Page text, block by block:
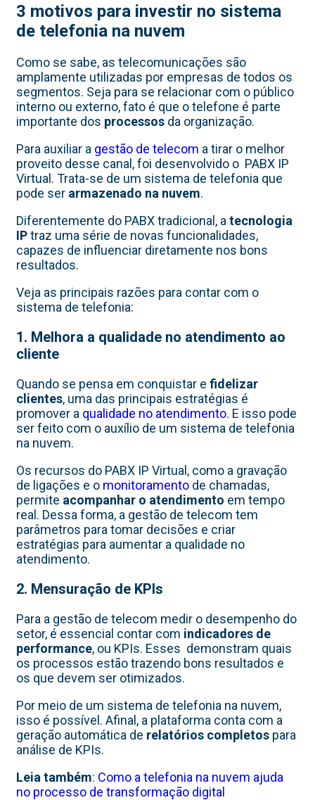
3 motivos para investir no sistema
de telefonia na nuvem
Como se sabe, as telecomunicações são
amplamente utilizadas por empresas de todos os
segmentos. Seja para se relacionar com o público
interno ou externo, fato é que o telefone é parte
importante dos processos da organização.
Para auxiliar a gestão de telecom a tirar o melhor
proveito desse canal, foi desenvolvido o PABX IP
Virtual. Trata-se de um sistema de telefonia que
pode ser armazenado na nuvem.
Diferentemente do PABX tradicional, a tecnologia
IPtraz uma série de novas funcionalidades,
capazes de influenciar diretamente nos bons
resultados.
Veja as principais razões para contar com o
sistema de telefonia:
1. Melhora a qualidade no atendimento ao
cliente
Quando se pensa em conquistar e fidelizar
clientes, uma das principais estratégias é
promover a qualidade no atendimento. E isso pode
ser feito com o auxílio de um sistema de telefonia
na nuvem.
Os recursos do PABX IP Virtual, como a gravação
de ligações e o monitoramento de chamadas,
permite acompanhar o atendimento em tempo
real. Dessa forma, a gestão de telecom tem
parâmetros para tomar decisões e criar
estratégias para aumentar a qualidade no
atendimento.
2. Mensuração de KPIs
Para a gestão de telecom medir o desempenho do
setor, é essencial contar com indicadores de
performance, ou KPIs. Esses demonstram quais
os processos estão trazendo bons resultados e
os que devem ser otimizados.
Por meio de um sistema de telefonia na nuvem,
isso é possível. Afinal, a plataforma conta com a
geração automática de relatórios completos para
análise de KPIs.
Leia também: Como a telefonia na nuvem ajuda
no processo de transformação digital